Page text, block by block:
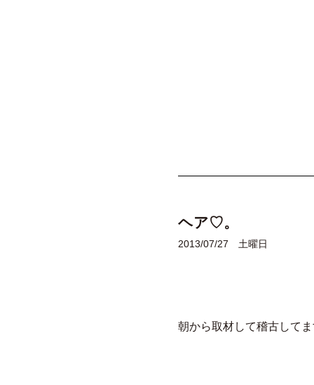
ヘア♡。
2013/07/27 土曜日
朝から取材して稽古して